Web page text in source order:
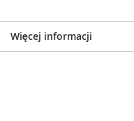
Więcej informacji